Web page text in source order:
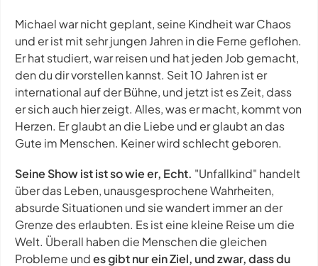
Michael war nicht geplant, seine Kindheit war Chaos
und er ist mit sehr jungen Jahren in die Ferne geflohen.
Er hat studiert, war reisen und hat jeden Job gemacht,
den du dir vorstellen kannst. Seit 10 Jahren ist er
international auf der Bühne, und jetzt ist es Zeit, dass
er sich auch hier zeigt. Alles, was er macht, kommt von
Herzen. Er glaubt an die Liebe und er glaubt an das
Gute im Menschen. Keiner wird schlecht geboren.
Seine Show ist ist so wie er, Echt. "Unfallkind" handelt
über das Leben, unausgesprochene Wahrheiten,
absurde Situationen und sie wandert immer an der
Grenze des erlaubten. Es ist eine kleine Reise um die
Welt. Überall haben die Menschen die gleichen
Probleme undes gibt nur ein Ziel, und zwar, dass du